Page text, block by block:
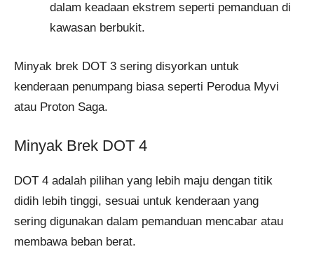
dalam keadaan ekstrem seperti pemanduan di
kawasan berbukit.
Minyak brek DOT 3 sering disyorkan untuk
kenderaan penumpang biasa seperti Perodua Myvi
atau Proton Saga.
Minyak Brek DOT 4
DOT 4 adalah pilihan yang lebih maju dengan titik
didih lebih tinggi, sesuai untuk kenderaan yang
sering digunakan dalam pemanduan mencabar atau
membawa beban berat.